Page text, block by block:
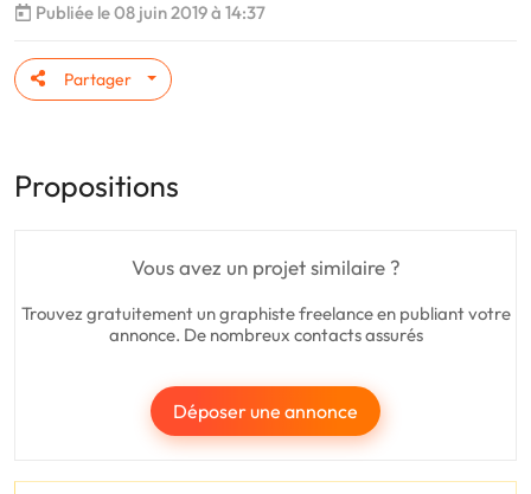
Publiée le 08 juin 2019 à 14:37
Partager
Propositions
Vous avez un projet similaire ?
Trouvez gratuitement un graphiste freelance en publiant votre
annonce. De nombreux contacts assurés
Déposer une annonce